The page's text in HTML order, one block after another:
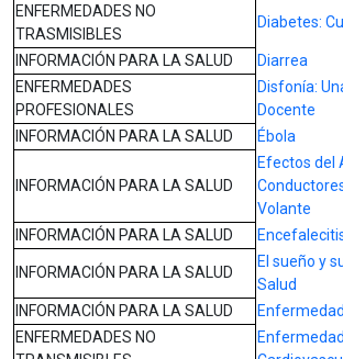
ENFERMEDADES NO
TRASMISIBLES
Diabetes:
INFORMACIÓN PARA LA SALUD
Diarrea
ENFERMEDADES
PROFESIONALES
Disfonía:
Docente
INFORMACIÓN PARA LA SALUD
Ébola
INFORMACIÓN PARA LA SALUD
Efectos del
Volante
INFORMACIÓN PARA LA SALUD
INFORMACIÓN PARA LA SALUD
El sueño y
Salud
INFORMACIÓN PARA LA SALUD
ENFERMEDADES NO